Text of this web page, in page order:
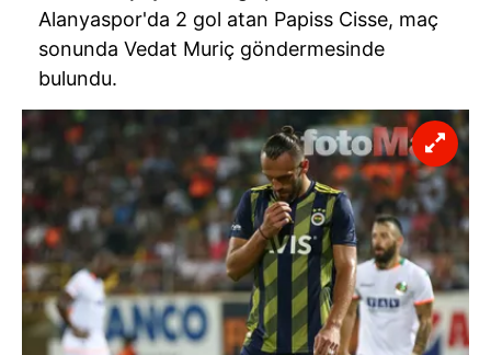
almak için lütfentıklayınız .
Alanyaspor'da 2 gol atan Papiss Cisse, maç
sonunda Vedat Muriç göndermesinde
bulundu.